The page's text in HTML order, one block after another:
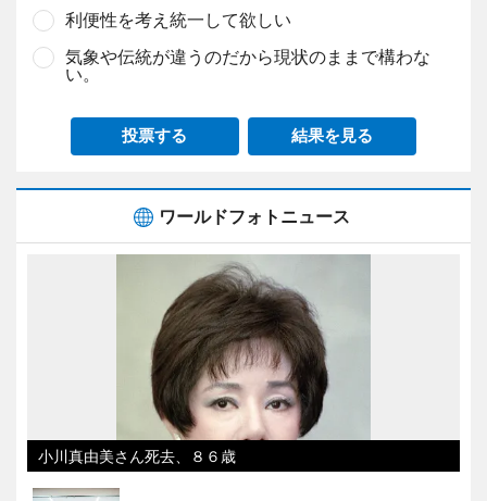
利便性を考え統一して欲しい
気象や伝統が違うのだから現状のままで構わな
い。
投票する 結果を見る
ワールドフォトニュース
小川真由美さん死去、８６歳